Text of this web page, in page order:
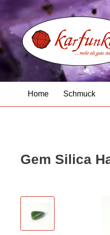
Home Schmuck
Gem Silica